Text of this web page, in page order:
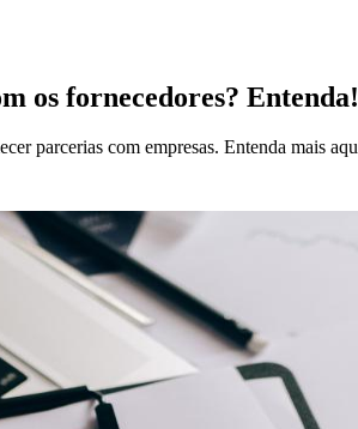
os fornecedores? Entenda!
parcerias com empresas. Entenda mais